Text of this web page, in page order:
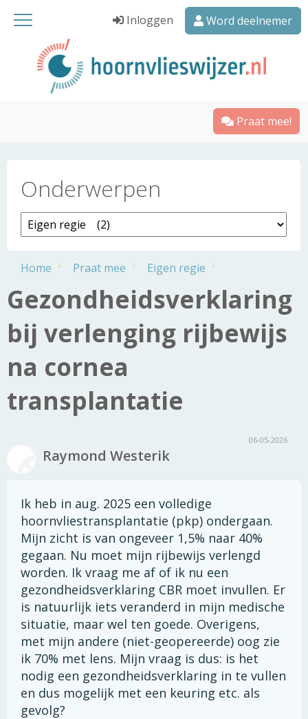
Inloggen Word deelnemer
Praat mee!
Onderwerpen
Home Praat mee Eigen regie
Gezondheidsverklaring
bij verlenging rijbewijs
na cornea
transplantatie
Raymond Westerik
06-05-2026
Ik heb in aug. 2025 een volledige
hoornvliestransplantatie (pkp) ondergaan.
Mijn zicht is van ongeveer 1,5% naar 40%
gegaan. Nu moet mijn rijbewijs verlengd
worden. Ik vraag me af of ik nu een
gezondheidsverklaring CBR moet invullen. Er
is natuurlijk iets veranderd in mijn medische
situatie, maar wel ten goede. Overigens,
met mijn andere (niet-geopereerde) oog zie
ik 70% met lens. Mijn vraag is dus: is het
nodig een gezondheidsverklaring in te vullen
en dus mogelijk met een keuring etc. als
gevolg?